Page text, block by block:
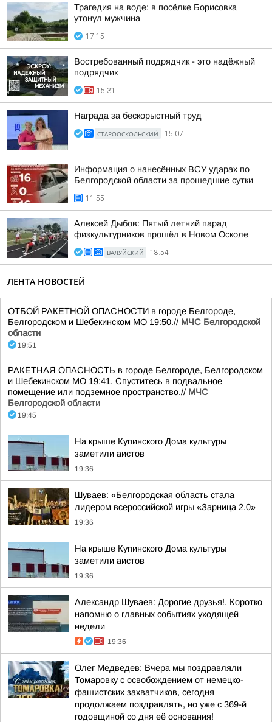
Трагедия на воде: в посёлке Борисовка
утонул мужчина
17:15
Востребованный подрядчик - это надёжный
подрядчик
15:31
Награда за бескорыстный труд
СТАРООСКОЛЬСКИЙ 15:07
Информация о нанесённых ВСУ ударах по
Белгородской области за прошедшие сутки
11:55
Алексей Дыбов: Пятый летний парад
физкультурников прошёл в Новом Осколе
ВАЛУЙСКИЙ 18:54
ЛЕНТА НОВОСТЕЙ
ОТБОЙ РАКЕТНОЙ ОПАСНОСТИ в городе Белгороде,
Белгородском и Шебекинском МО 19:50.// МЧС Белгородской
области
19:51
РАКЕТНАЯ ОПАСНОСТЬ в городе Белгороде, Белгородском
и Шебекинском МО 19:41. Спуститесь в подвальное
помещение или подземное пространство.// МЧС
Белгородской области
19:45
На крыше Купинского Дома культуры
заметили аистов
19:36
Шуваев: «Белгородская область стала
лидером всероссийской игры «Зарница 2.0»
19:36
На крыше Купинского Дома культуры
заметили аистов
19:36
Александр Шуваев: Дорогие друзья!. Коротко
напомню о главных событиях уходящей
недели
19:36
Олег Медведев: Вчера мы поздравляли
Томаровку с освобождением от немецко-
фашистских захватчиков, сегодня
продолжаем поздравлять, но уже с 369-й
годовщиной со дня её основания!